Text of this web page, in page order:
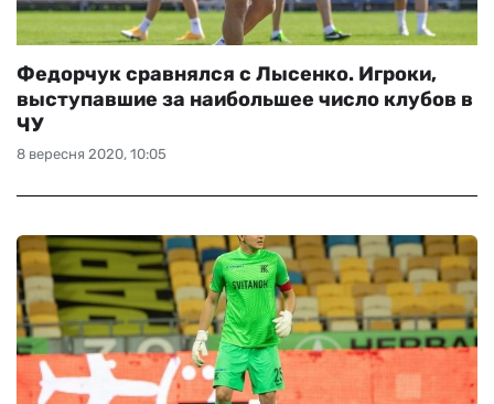
8 вересня 2020, 10:05
Федорчук сравнялся с Лысенко. Игроки,
выступавшие за наибольшее число клубов в
ЧУ